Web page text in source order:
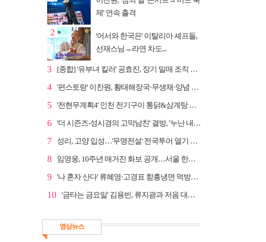
제' 연속 출격
2
'어서와 한국은' 이탈리아 셰프들,
선재스님→라연 차도...
3 [종합] '유부녀 킬러' 공효진, 장기 밀매 조직 소탕…4...
4 '편스토랑' 이찬원, 황태해장국·무생채·양념 목살구이 ...
5 '전현무계획4' 인천 전기구이 통닭&삼계탕 노포 맛집 탐방
6 '더 시즌즈-성시경의 고막남친' 결방, '누난 내게 여자...
7 성리, 고양 입성…'무명전설' 전국투어 열기 지속
8 임영웅, 10주년 매거진 화보 공개…서울 한복판 대형 현...
9 '나 혼자 산다' 류혜영·고경표 함흥냉면 먹방→남산 산책
10 '금타는 금요일' 김용빈, 류지광과 저음 대결 승리
영상뉴스